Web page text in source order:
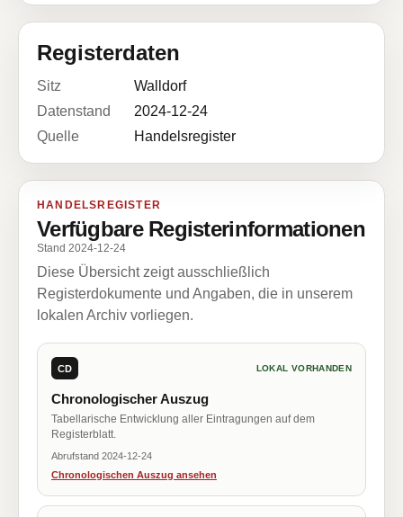
Registerdaten
Sitz
Walldorf
Datenstand
2024-12-24
Quelle
Handelsregister
HANDELSREGISTER
Verfügbare Registerinformationen
Stand 2024-12-24
Diese Übersicht zeigt ausschließlich
Registerdokumente und Angaben, die in unserem
lokalen Archiv vorliegen.
CD LOKAL VORHANDEN
Chronologischer Auszug
Tabellarische Entwicklung aller Eintragungen auf dem
Registerblatt.
Abrufstand 2024-12-24
Chronologischen Auszug ansehen